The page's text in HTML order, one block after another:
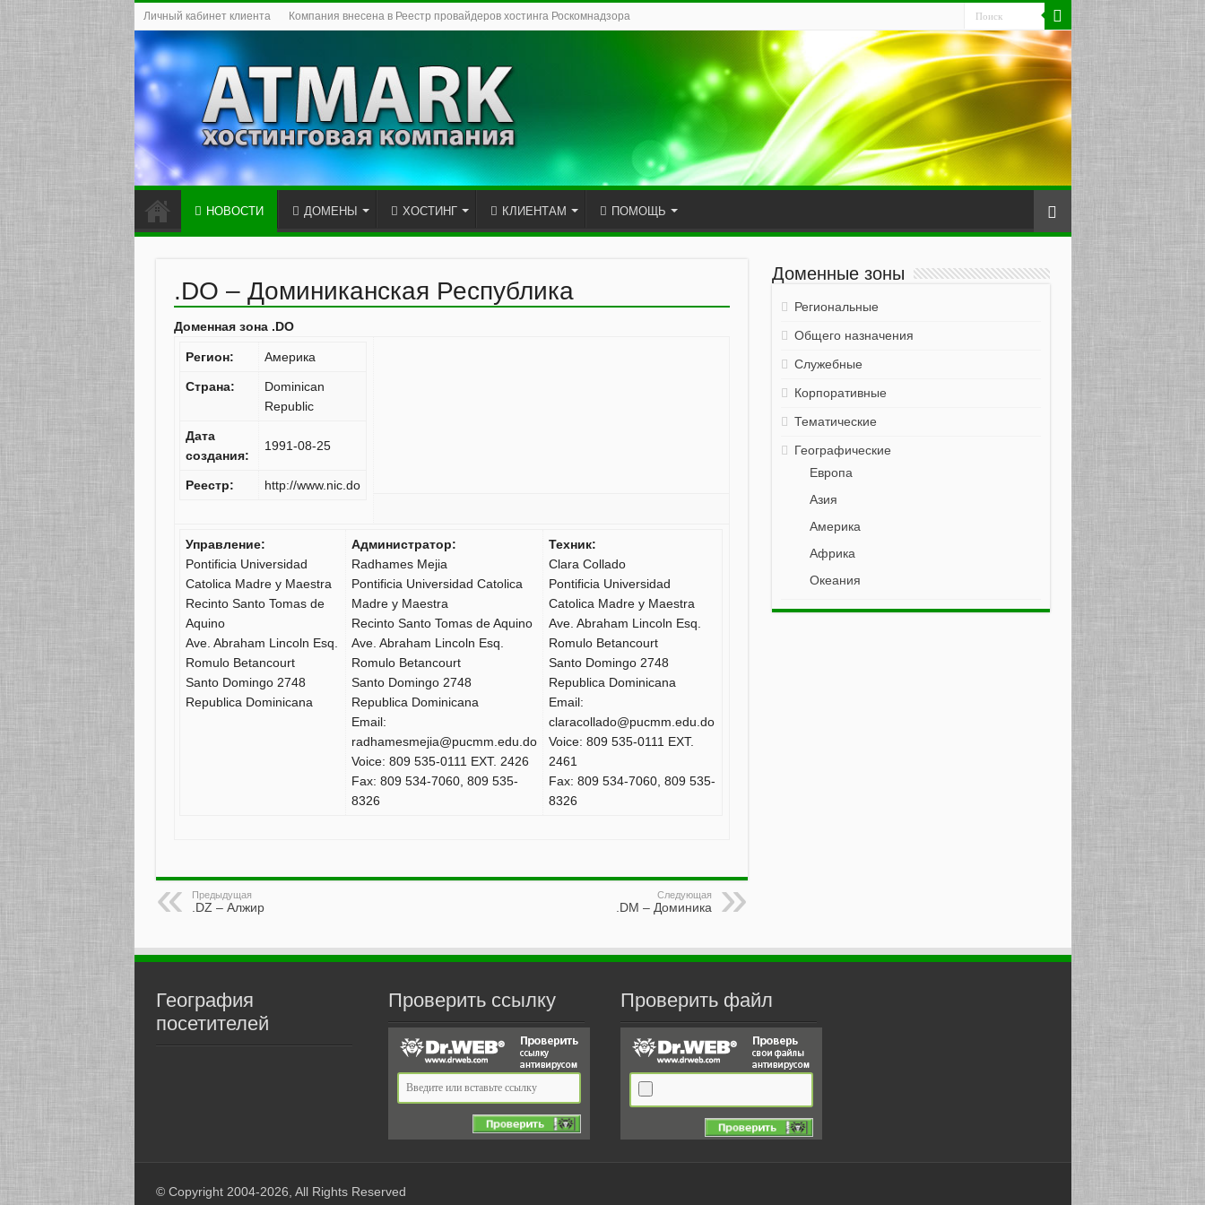
Личный кабинет клиента Компания внесена в Реестр провайдеров хостинга Роскомнадзора
НОВОСТИ ДОМЕНЫ ХОСТИНГ КЛИЕНТАМ ПОМОЩЬ
.DO – Доминиканская Республика
Доменная зона .DO
Регион: Америка
Страна:
Dominican
Republic
Дата
создания:
1991-08-25
Реестр: http://www.nic.do
Управление:
Pontificia Universidad
Catolica Madre y Maestra
Recinto Santo Tomas de
Aquino
Ave. Abraham Lincoln Esq.
Romulo Betancourt
Santo Domingo 2748
Republica Dominicana
Администратор:
Radhames Mejia
Pontificia Universidad Catolica
Madre y Maestra
Recinto Santo Tomas de Aquino
Ave. Abraham Lincoln Esq.
Romulo Betancourt
Santo Domingo 2748
Republica Dominicana
Email:
radhamesmejia@pucmm.edu.do
Voice: 809 535-0111 EXT. 2426
Fax: 809 534-7060, 809 535-
8326
Техник:
Clara Collado
Pontificia Universidad
Catolica Madre y Maestra
Ave. Abraham Lincoln Esq.
Romulo Betancourt
Santo Domingo 2748
Republica Dominicana
Email:
claracollado@pucmm.edu.do
Voice: 809 535-0111 EXT.
2461
Fax: 809 534-7060, 809 535-
8326
Предыдущая
.DZ – Алжир
Следующая
.DM – Доминика
Доменные зоны
Региональные
Общего назначения
Служебные
Корпоративные
Тематические
Географические
Европа
Азия
Америка
Африка
Океания
География
посетителей
Проверить ссылку Проверить файл
© Copyright 2004-2026, All Rights Reserved